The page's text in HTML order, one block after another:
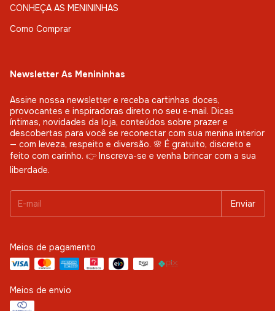
CONHEÇA AS MENININHAS
Como Comprar
Newsletter As Menininhas
Assine nossa newsletter e receba cartinhas doces,
provocantes e inspiradoras direto no seu e-mail. Dicas
íntimas, novidades da loja, conteúdos sobre prazer e
descobertas para você se reconectar com sua menina interior
— com leveza, respeito e diversão. 🌸 É gratuito, discreto e
feito com carinho. 👉 Inscreva-se e venha brincar com a sua
liberdade.
Meios de pagamento
Meios de envio